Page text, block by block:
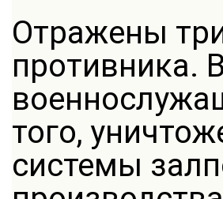
Отражены
противника.
того,
системы